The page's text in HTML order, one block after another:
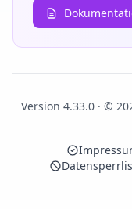
Version 4.33.0 · ©